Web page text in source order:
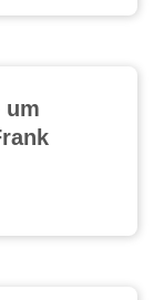
um